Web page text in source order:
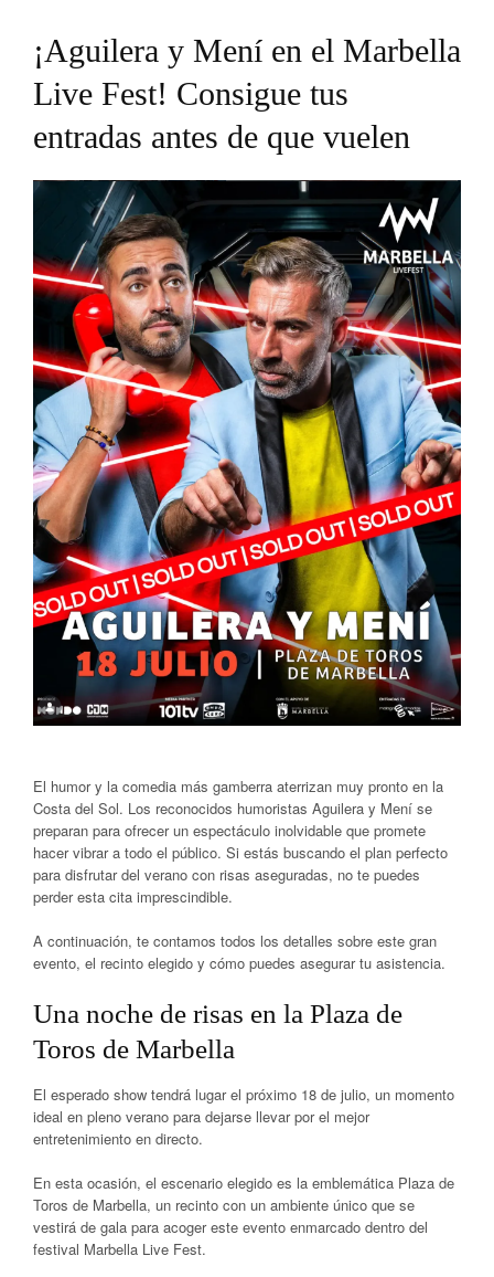
¡Aguilera y Mení en el Marbella
Live Fest! Consigue tus
entradas antes de que vuelen
El humor y la comedia más gamberra aterrizan muy pronto en la
Costa del Sol. Los reconocidos humoristas Aguilera y Mení se
preparan para ofrecer un espectáculo inolvidable que promete
hacer vibrar a todo el público. Si estás buscando el plan perfecto
para disfrutar del verano con risas aseguradas, no te puedes
perder esta cita imprescindible.
A continuación, te contamos todos los detalles sobre este gran
evento, el recinto elegido y cómo puedes asegurar tu asistencia.
Una noche de risas en la Plaza de
Toros de Marbella
El esperado show tendrá lugar el próximo 18 de julio, un momento
ideal en pleno verano para dejarse llevar por el mejor
entretenimiento en directo.
En esta ocasión, el escenario elegido es la emblemática Plaza de
Toros de Marbella, un recinto con un ambiente único que se
vestirá de gala para acoger este evento enmarcado dentro del
festival Marbella Live Fest.